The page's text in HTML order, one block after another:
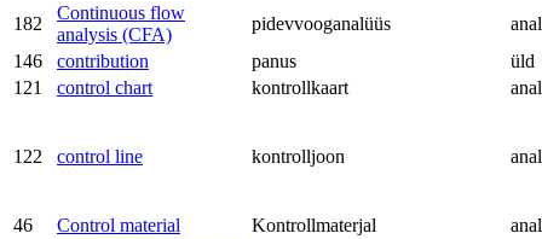
182
Continuous flow
analysis (CFA)
pidevvooganalüüs
146
contribution panus
üld
121
control chart kontrollkaart
122 control line kontrolljoon
46 Control material Kontrollmaterjal